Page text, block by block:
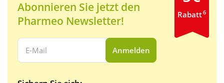
Abonnieren Sie jetzt den
Pharmeo Newsletter!
Ihre E-Mail Adresse:
Anmelden
Rabatt6